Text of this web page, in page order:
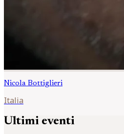
Nicola Bottiglieri
Italia
Ultimi eventi